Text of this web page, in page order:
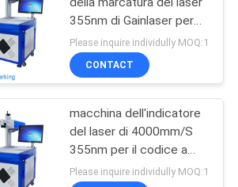
355nm di Gainlaser per
ceramico
Please inquire individully MOQ:1
CONTACT
macchina dell'indicatore
del laser di 4000mm/S
355nm per il codice a
barre
Please inquire individully MOQ:1